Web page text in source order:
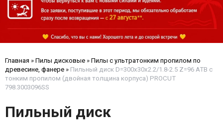
Главная » Пилы дисковые » Пилы с ультратонким пропилом по
древесине, фанере » Пильный диск D=300x30x2.2/1.8-2.5 Z=96 ATB с
тонким пропилом (двойная толщина корпуса) PROCUT
798.3003096SS
Пильный диск